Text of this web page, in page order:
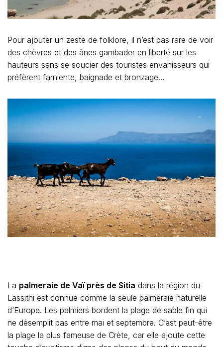
Pour ajouter un zeste de folklore, il n’est pas rare de voir
des chèvres et des ânes gambader en liberté sur les
hauteurs sans se soucier des touristes envahisseurs qui
préfèrent farniente, baignade et bronzage…
La palmeraie de Vaï près de Sitia dans la région du
Lassithi est connue comme la seule palmeraie naturelle
d’Europe. Les palmiers bordent la plage de sable fin qui
ne désemplit pas entre mai et septembre. C’est peut-être
la plage la plus fameuse de Crète, car elle ajoute cette